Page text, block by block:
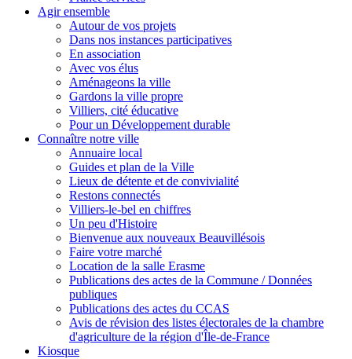
Agir ensemble
Autour de vos projets
Dans nos instances participatives
En association
Avec vos élus
Aménageons la ville
Gardons la ville propre
Villiers, cité éducative
Pour un Développement durable
Connaître notre ville
Annuaire local
Guides et plan de la Ville
Lieux de détente et de convivialité
Restons connectés
Villiers-le-bel en chiffres
Un peu d'Histoire
Bienvenue aux nouveaux Beauvillésois
Faire votre marché
Location de la salle Erasme
Publications des actes de la Commune / Données
publiques
Publications des actes du CCAS
Avis de révision des listes électorales de la chambre
d'agriculture de la région d'Île-de-France
Kiosque